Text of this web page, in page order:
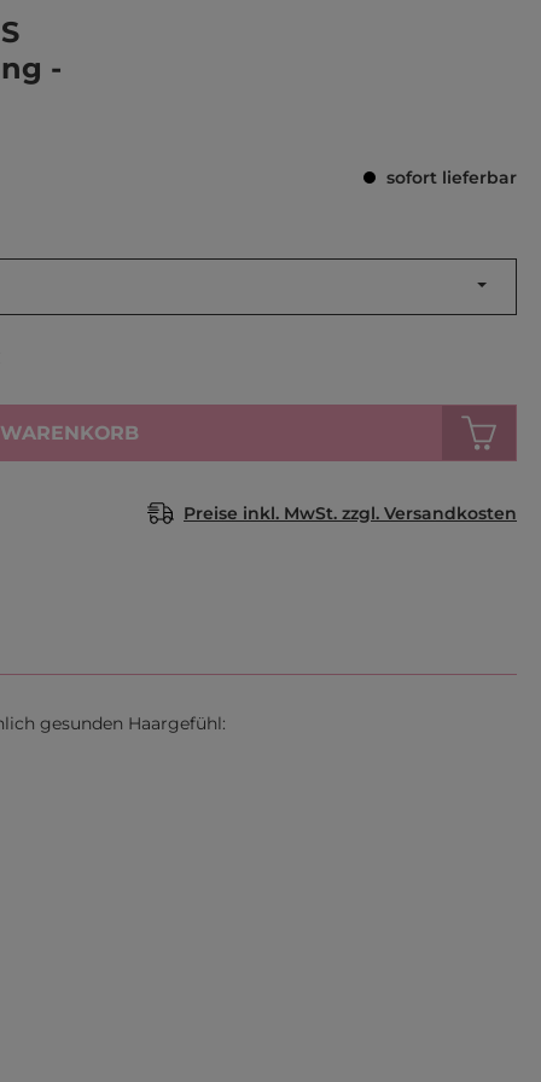
-
sofort lieferbar
Preise inkl. MwSt. zzgl. Versandkosten
gesunden Haargefühl: